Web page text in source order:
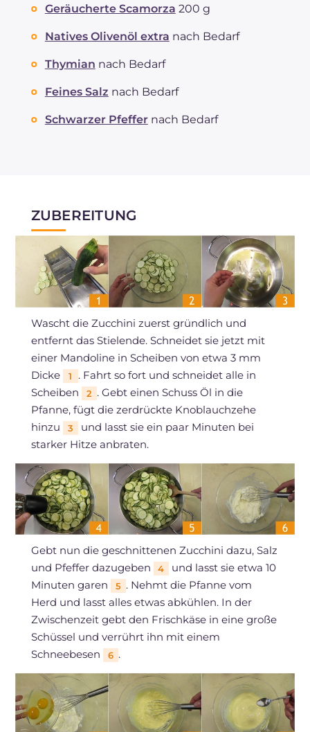
Geräucherte Scamorza 200 g
Natives Olivenöl extra nach Bedarf
Thymian nach Bedarf
Feines Salz nach Bedarf
Schwarzer Pfeffer nach Bedarf
ZUBEREITUNG
Wascht die Zucchini zuerst gründlich und
entfernt das Stielende. Schneidet sie jetzt mit
einer Mandoline in Scheiben von etwa 3 mm
Dicke
1
. Fahrt so fort und schneidet alle in
Scheiben
2 . Gebt einen Schuss Öl in die
Pfanne, fügt die zerdrückte Knoblauchzehe
hinzu
3
und lasst sie ein paar Minuten bei
starker Hitze anbraten.
Gebt nun die geschnittenen Zucchini dazu, Salz
und Pfeffer dazugeben
4
und lasst sie etwa 10
Minuten garen
5 . Nehmt die Pfanne vom
Herd und lasst alles etwas abkühlen. In der
Zwischenzeit gebt den Frischkäse in eine große
Schüssel und verrührt ihn mit einem
Schneebesen
6 .